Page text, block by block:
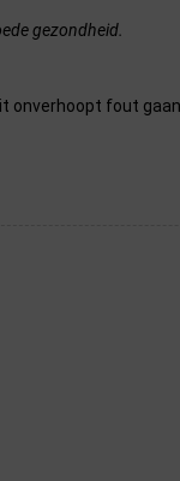
gezondheid.
fout